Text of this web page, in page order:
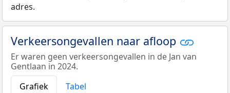
adres.
Verkeersongevallen naar afloop
Er waren geen verkeersongevallen in de Jan van
Gentlaan in 2024.
Grafiek
Tabel